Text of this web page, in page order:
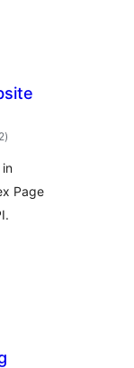
toplam
puan
)
Page